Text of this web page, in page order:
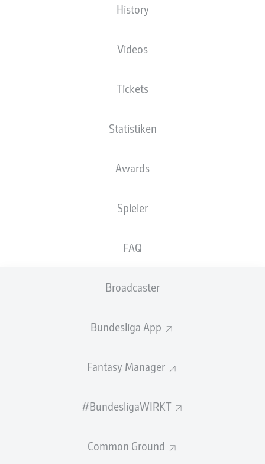
History
Videos
Tickets
Statistiken
Awards
Spieler
FAQ
Broadcaster
Bundesliga App
Fantasy Manager
#BundesligaWIRKT
Common Ground
Anzeige
Hier gibt es bald alle Infos zum Duell 1. FC Union Berlin